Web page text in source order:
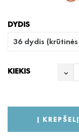
DYDIS
KIEKIS
Į KREPŠELĮ